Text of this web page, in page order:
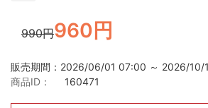
990円960円
販売期間：2026/06/01 07:00 ～ 2026/10/
商品ID：
160471